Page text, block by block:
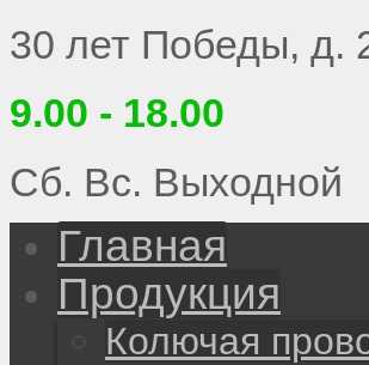
30 лет Победы, д.
9.00 - 18.00
Сб. Вс. Выходной
Главная
Продукция
Колючая